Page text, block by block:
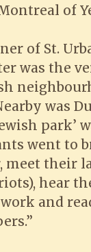
of
of St.
was the
was
park’
went to
meet their
hear
and